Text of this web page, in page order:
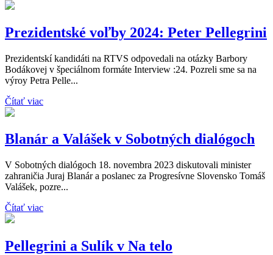
Prezidentské voľby 2024: Peter Pellegrini
Prezidentskí kandidáti na RTVS odpovedali na otázky Barbory
Bodákovej v špeciálnom formáte Interview :24. Pozreli sme sa na
výroy Petra Pelle...
Čítať viac
Blanár a Valášek v Sobotných dialógoch
V Sobotných dialógoch 18. novembra 2023 diskutovali minister
zahraničia Juraj Blanár a poslanec za Progresívne Slovensko Tomáš
Valášek, pozre...
Čítať viac
Pellegrini a Sulík v Na telo